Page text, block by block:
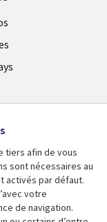
presse
tiers afin de vous
sont nécessaires au
activés par défaut.
votre
de navigation.